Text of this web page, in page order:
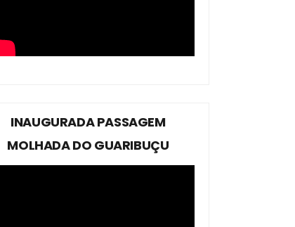
INAUGURADA PASSAGEM
MOLHADA DO GUARIBUÇU